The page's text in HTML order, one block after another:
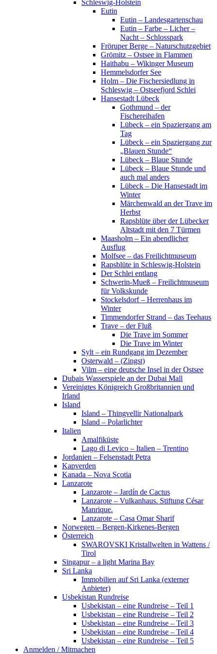
Schleswig-Holstein
Eutin
Eutin – Landesgartenschau
Eutin – Farbe – Licher –
Nacht – Schlosspark
Fröruper Berge – Naturschutzgebiet
Grömitz – Ostsee in Flammen
Haithabu – Wikinger Museum
Hemmelsdorfer See
Holm – Die Fischersiedlung in
Schleswig – Ostseefjord Schlei
Hansestadt Lübeck
Gothmund – der
Fischereihafen
Lübeck – ein Spaziergang am
Tag
Lübeck – ein Spaziergang zur
„Blauen Stunde“
Lübeck – Blaue Stunde
Lübeck – Blaue Stunde und
auch mal anders
Lübeck – Die Hansestadt im
Winter
Märchenwald an der Trave im
Herbst
Rapsblüte über der Lübecker
Altstadt mit den 7 Türmen
Maasholm – Ein abendlicher
Ausflug
Molfsee – das Freilichtmuseum
Rapsblüte in Schleswig-Holstein
Der Schlei entlang
Schwerin-Mueß – Freilichtmuseum
für Volkskunde
Stockelsdorf – Herrenhaus im
Winter
Timmendorfer Strand – das Teehaus
Trave – der Fluß
Die Trave im Sommer
Die Trave im Winter
Sylt – ein Rundgang im Dezember
Osterwald – (Zingst)
Vilm – eine deutsche Insel in der Ostsee
Dubais Wasserspiele an der Dubai Mall
Vereinigtes Königreich Großbritannien und
Irland
Island
Island – Thingvellir Nationalpark
Island – Polarlichter
Italien
Amalfiküste
Lago di Levico – Italien – Trentino
Jordanien – Felsenstadt Petra
Kapverden
Kanada – Nova Scotia
Lanzarote
Lanzarote – Jardín de Cactus
Lanzarote – Vulkanhaus. Stiftung César
Manrique.
Lanzarote – Casa Omar Sharif
Norwegen – Bergen-Kirkenes-Bergen
Österreich
SWAROVSKI Kristallwelten in Wattens /
Tirol
Singapur – a light Marina Bay
Sri Lanka
Immobilien auf Sri Lanka (externer
Anbieter)
Usbekistan Rundreise
Usbekistan – eine Rundreise – Teil 1
Usbekistan – eine Rundreise – Teil 2
Usbekistan – eine Rundreise – Teil 3
Usbekistan – eine Rundreise – Teil 4
Usbekistan – eine Rundreise – Teil 5
Anmelden / Mitmachen